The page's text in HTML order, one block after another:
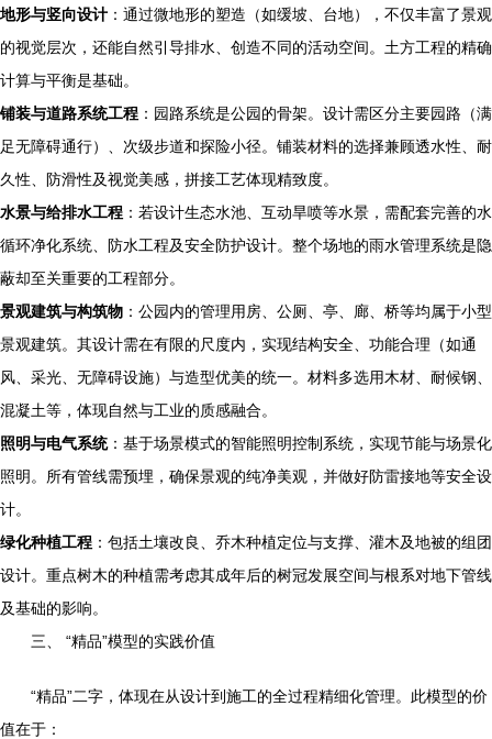
地形与竖向设计 ：通过微地形的塑造（如缓坡、台地），不仅丰富了景观
的视觉层次，还能自然引导排水、创造不同的活动空间。土方工程的精确
计算与平衡是基础。
铺装与道路系统工程 ：园路系统是公园的骨架。设计需区分主要园路（满
足无障碍通行）、次级步道和探险小径。铺装材料的选择兼顾透水性、耐
久性、防滑性及视觉美感，拼接工艺体现精致度。
水景与给排水工程 ：若设计生态水池、互动旱喷等水景，需配套完善的水
循环净化系统、防水工程及安全防护设计。整个场地的雨水管理系统是隐
蔽却至关重要的工程部分。
景观建筑与构筑物 ：公园内的管理用房、公厕、亭、廊、桥等均属于小型
景观建筑。其设计需在有限的尺度内，实现结构安全、功能合理（如通
风、采光、无障碍设施）与造型优美的统一。材料多选用木材、耐候钢、
混凝土等，体现自然与工业的质感融合。
照明与电气系统：基于场景模式的智能照明控制系统，实现节能与场景化
照明。所有管线需预埋，确保景观的纯净美观，并做好防雷接地等安全设
计。
绿化种植工程 ：包括土壤改良、乔木种植定位与支撑、灌木及地被的组团
设计。重点树木的种植需考虑其成年后的树冠发展空间与根系对地下管线
及基础的影响。
三、 “精品”模型的实践价值
“精品”二字，体现在从设计到施工的全过程精细化管理。此模型的价
值在于：